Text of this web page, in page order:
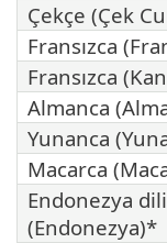
Çekçe (Çek
Fransızca
Fransızca
Almanca
Yunanca
Macarca
Endonezya dili
(Endonezya)*